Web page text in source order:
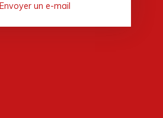
Envoyer un e-mail